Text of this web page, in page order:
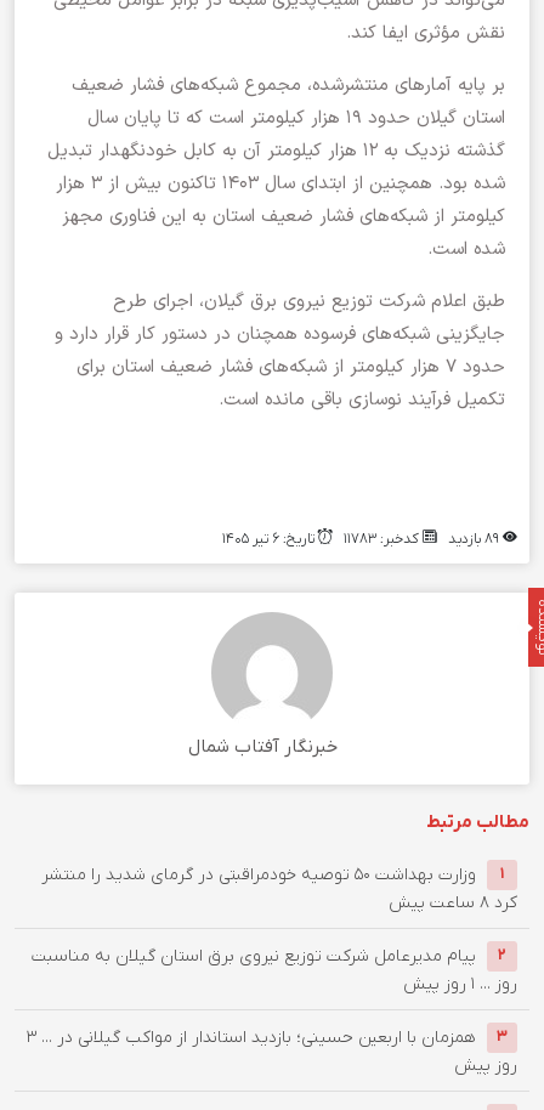
نقش مؤثری ایفا کند.
‌بر پایه آمارهای منتشرشده، مجموع شبکه‌های فشار ضعیف
استان گیلان حدود ۱۹ هزار کیلومتر است که تا پایان سال
گذشته نزدیک به ۱۲ هزار کیلومتر آن به کابل خودنگهدار تبدیل
شده بود. همچنین از ابتدای سال ۱۴۰۳ تاکنون بیش از ۳ هزار
کیلومتر از شبکه‌های فشار ضعیف استان به این فناوری مجهز
شده است.
‌طبق اعلام شرکت توزیع نیروی برق گیلان، اجرای طرح
جایگزینی شبکه‌های فرسوده همچنان در دستور کار قرار دارد و
حدود ۷ هزار کیلومتر از شبکه‌های فشار ضعیف استان برای
تکمیل فرآیند نوسازی باقی مانده است.
کدخبر: ۱۱۷۸۳ تاریخ: ۶ تیر ۱۴۰۵
خبرنگار آفتاب شمال
مطالب مرتبط
۱
وزارت بهداشت ۵۰ توصیه خودمراقبتی در گرمای شدید را منتشر
کرد ۸ ساعت پیش
۲
پیام مدیرعامل شركت توزیع نیروی برق استان گیلان به مناسبت
روز ... ۱ روز پیش
۳ همزمان با اربعین حسینی؛ بازدید استاندار از مواکب گیلانی در ... ۳
روز پیش